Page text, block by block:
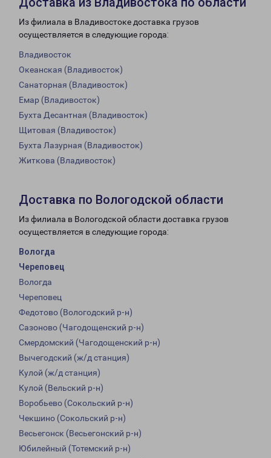
Из филиала в Владивостоке доставка грузов
осуществляется в следующие города:
Владивосток
Океанская (Владивосток)
Санаторная (Владивосток)
Емар (Владивосток)
Бухта Десантная (Владивосток)
Щитовая (Владивосток)
Бухта Лазурная (Владивосток)
Житкова (Владивосток)
Доставка по Вологодской области
Из филиала в Вологодской области доставка грузов
осуществляется в следующие города:
Вологда
Череповец
Вологда
Череповец
Федотово (Вологодский р-н)
Сазоново (Чагодощенский р-н)
Смердомский (Чагодощенский р-н)
Вычегодский (ж/д станция)
Кулой (ж/д станция)
Кулой (Вельский р-н)
Воробьево (Сокольский р-н)
Чекшино (Сокольский р-н)
Весьегонск (Весьегонский р-н)
Юбилейный (Тотемский р-н)